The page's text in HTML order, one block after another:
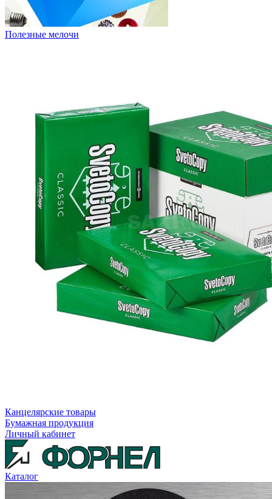
Полезные мелочи
Канцелярские товары
Бумажная продукция
Личный кабинет
Каталог